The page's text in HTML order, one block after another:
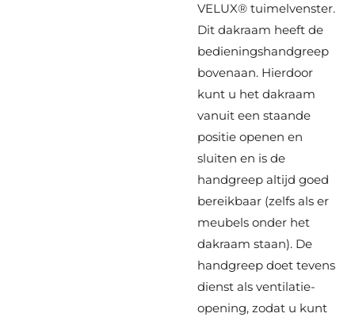
VELUX® tuimelvenster.
Dit dakraam heeft de
bedieningshandgreep
bovenaan. Hierdoor
kunt u het dakraam
vanuit een staande
positie openen en
sluiten en is de
handgreep altijd goed
bereikbaar (zelfs als er
meubels onder het
dakraam staan). De
handgreep doet tevens
dienst als ventilatie-
opening, zodat u kunt